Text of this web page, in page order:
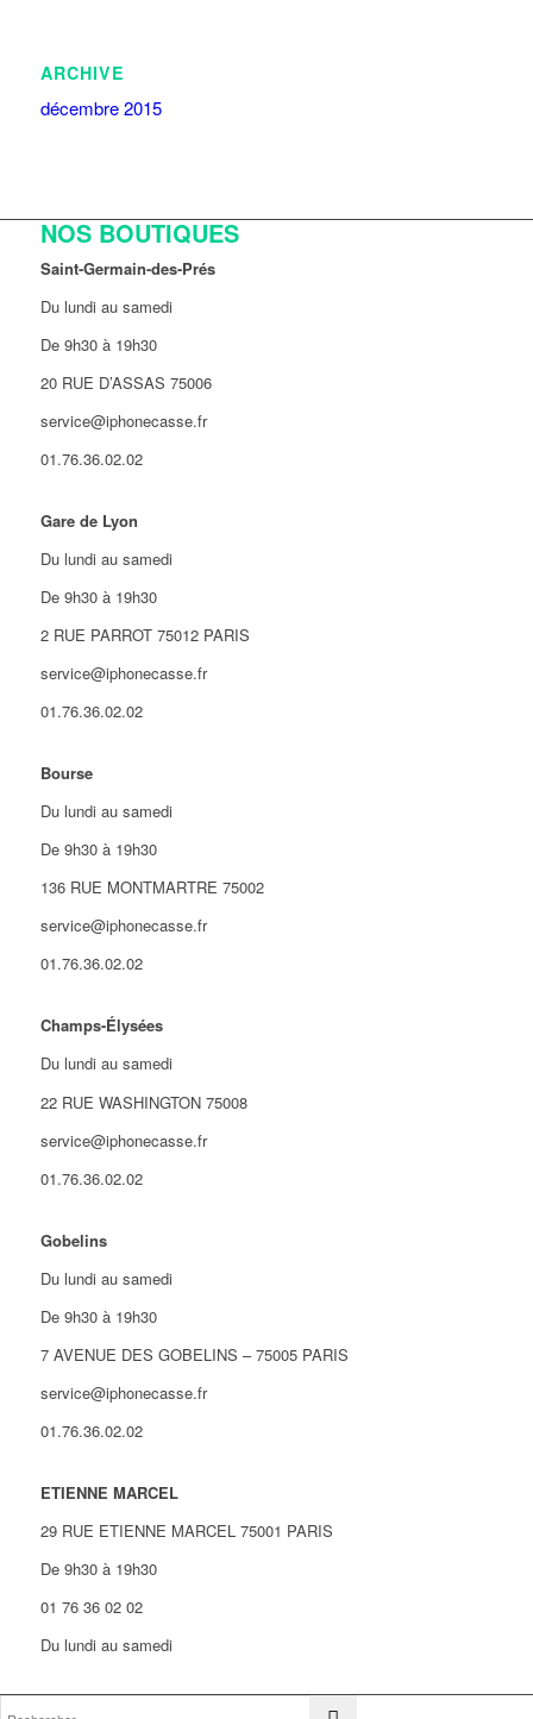
ARCHIVE
décembre 2015
NOS BOUTIQUES
Saint-Germain-des-Prés
Du lundi au samedi
De 9h30 à 19h30
20 RUE D’ASSAS 75006
service@iphonecasse.fr
01.76.36.02.02
Gare de Lyon
Du lundi au samedi
De 9h30 à 19h30
2 RUE PARROT 75012 PARIS
service@iphonecasse.fr
01.76.36.02.02
Bourse
Du lundi au samedi
De 9h30 à 19h30
136 RUE MONTMARTRE 75002
service@iphonecasse.fr
01.76.36.02.02
Champs-Élysées
Du lundi au samedi
22 RUE WASHINGTON 75008
service@iphonecasse.fr
01.76.36.02.02
Gobelins
Du lundi au samedi
De 9h30 à 19h30
7 AVENUE DES GOBELINS – 75005 PARIS
service@iphonecasse.fr
01.76.36.02.02
ETIENNE MARCEL
29 RUE ETIENNE MARCEL 75001 PARIS
De 9h30 à 19h30
01 76 36 02 02
Du lundi au samedi